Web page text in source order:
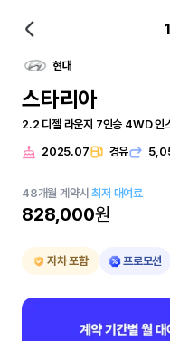
현대
스타리아
2.2 디젤 라운지 7인승 4WD 인
2025.07 경유
48개월 계약시최저 대여료
828,000원
자차 포함 프로모션